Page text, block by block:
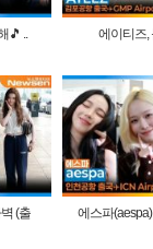
🎵 .. 에이티즈,
(출
에스파